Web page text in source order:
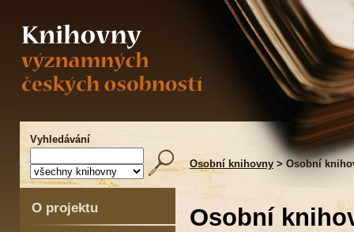
Vyhledávání
Osobní knihovny > Osobní
O projektu Osobní